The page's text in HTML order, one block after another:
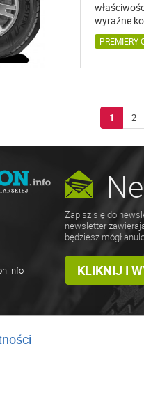
wyraźne
PREMIERY
1 2
Zapisz się do
newsletter
będziesz mógł
KLIKNIJ I